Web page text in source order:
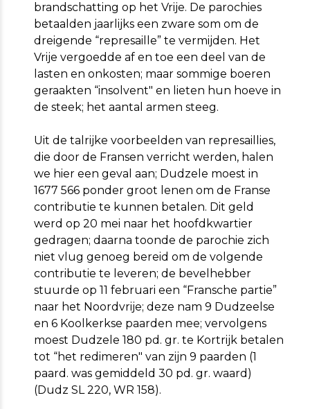
brandschatting op het Vrije. De parochies
betaalden jaarlijks een zware som om de
dreigende “represaille” te vermijden. Het
Vrije vergoedde af en toe een deel van de
lasten en onkosten; maar sommige boeren
geraakten “insolvent" en lieten hun hoeve in
de steek; het aantal armen steeg.
Uit de talrijke voorbeelden van represaillies,
die door de Fransen verricht werden, halen
we hier een geval aan; Dudzele moest in
1677 566 ponder groot lenen om de Franse
contributie te kunnen betalen. Dit geld
werd op 20 mei naar het hoofdkwartier
gedragen; daarna toonde de parochie zich
niet vlug genoeg bereid om de volgende
contributie te leveren; de bevelhebber
stuurde op 11 februari een “Fransche partie”
naar het Noordvrije; deze nam 9 Dudzeelse
en 6 Koolkerkse paarden mee; vervolgens
moest Dudzele 180 pd. gr. te Kortrijk betalen
tot “het redimeren" van zijn 9 paarden (1
paard. was gemiddeld 30 pd. gr. waard)
(Dudz SL 220, WR 158).